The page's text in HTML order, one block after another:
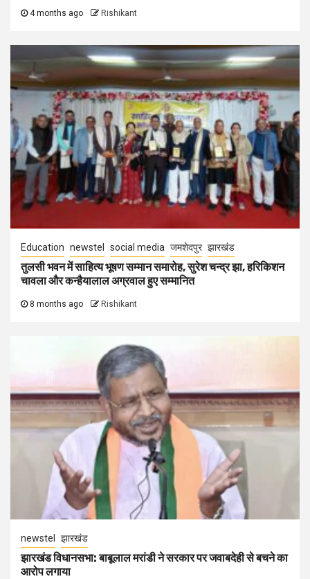
4 months ago Rishikant
Education newstel social media जमशेदपुर झारखंड
तुलसी भवन में साहित्य भूषण सम्मान समारोह, सुरेश चन्द्र झा, हरिकिशन
चावला और कन्हैयालाल अग्रवाल हुए सम्मानित
8 months ago Rishikant
newstel झारखंड
झारखंड विधानसभा: बाबूलाल मरांडी ने सरकार पर जवाबदेही से बचने का
आरोप लगाया